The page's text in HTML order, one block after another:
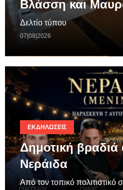
Βλάσση και
Δελτίο τύπου
07|08|2026
ΕΚΔΗΛΏΣΕΙΣ
Δημοτική
Νεράιδα
Από τον τοπικό πολιτιστικό